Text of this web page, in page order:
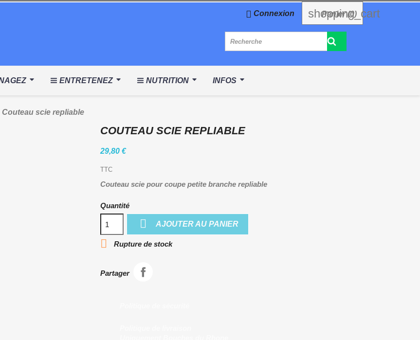
 Connexion shopping_cart
Panier (0)
ENTRETENEZ NUTRITION INFOS
Couteau scie repliable
COUTEAU SCIE REPLIABLE
29,80 €
TTC
Couteau scie pour coupe petite branche repliable
Quantité
 AJOUTER AU PANIER
 Rupture de stock
Partager